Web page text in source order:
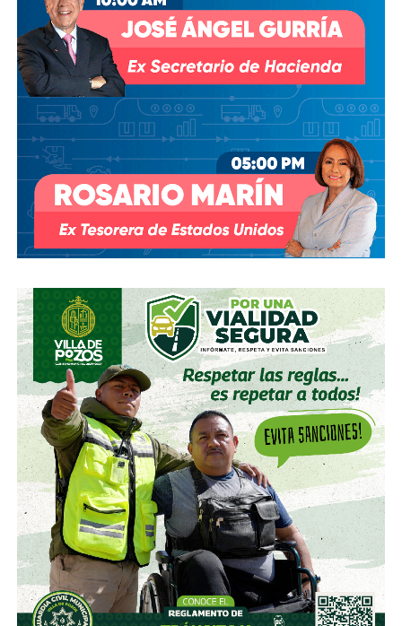
Derechos Humanos; en abril de 2023, el entonces
presidenteAndrés Manuel López Obradorrespondió a
una petición del gobernador Ricardo Gallardo Cardona con
un “a lo mejor se lo cambiamos” que no derivó en ningún
trámite documentado; y desde 2025, la Comisión Nacional
del Agua asegura estar “evaluando” el retiro de la
concesión, hasta el momento, sin resolución.
También lee:Diputada pide poner un alto a la empresa de
El Realito